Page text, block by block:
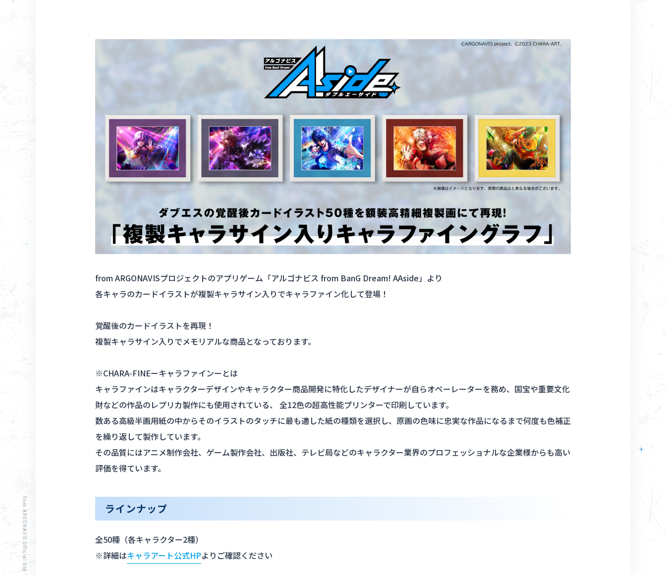
from ARGONAVIS Official Site
from ARGONAVISプロジェクトのアプリゲーム「アルゴナビス from BanG Dream! AAside」より
各キャラのカードイラストが複製キャラサイン入りでキャラファイン化して登場！
覚醒後のカードイラストを再現！
複製キャラサイン入りでメモリアルな商品となっております。
※CHARA-FINEーキャラファインーとは
キャラファインはキャラクターデザインやキャラクター商品開発に特化したデザイナーが自らオペーレーターを務め、国宝や重要文化
財などの作品のレプリカ製作にも使用されている、 全12色の超高性能プリンターで印刷しています。
数ある高級半画用紙の中からそのイラストのタッチに最も適した紙の種類を選択し、原画の色味に忠実な作品になるまで何度も色補正
を繰り返して製作しています。
その品質にはアニメ制作会社、ゲーム製作会社、出版社、テレビ局などのキャラクター業界のプロフェッショナルな企業様からも高い
評価を得ています。
ラインナップ
全50種（各キャラクター2種）
※詳細はキャラアート公式HPよりご確認ください